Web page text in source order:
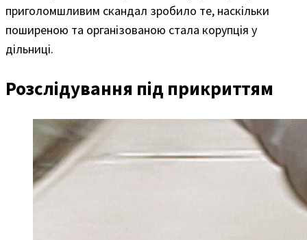
приголомшливим скандал зробило те, наскільки
поширеною та організованою стала корупція у
дільниці.
Розслідування під прикриттям